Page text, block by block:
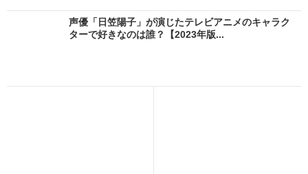
声優「日笠陽子」が演じたテレビアニメのキャラク
ターで好きなのは誰？【2023年版...